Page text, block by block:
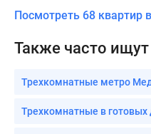
Посмотреть 68
Также часто ищут
Трехкомнатные метро
Трехкомнатные в готовых